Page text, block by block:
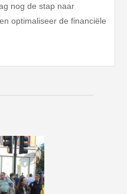
nog de stap naar
optimaliseer de financiële